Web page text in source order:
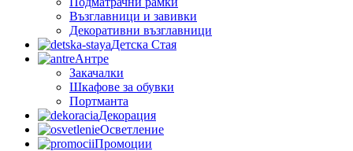
Възглавници и завивки
Декоративни възглавници
Детска Стая
Антре
Закачалки
Шкафове за обувки
Портманта
Декорация
Осветление
Промоции